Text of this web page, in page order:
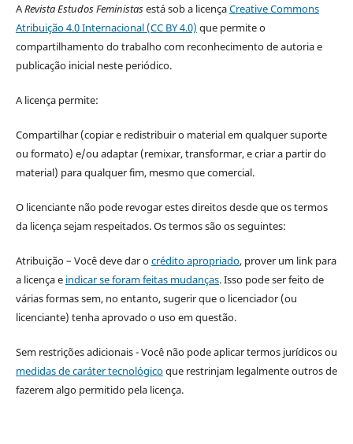
ARevista Estudos Feministasestá sob a licençaCreative Commons
Atribuição 4.0 Internacional (CC BY 4.0) que permite o
compartilhamento do trabalho com reconhecimento de autoria e
publicação inicial neste periódico.
A licença permite:
Compartilhar (copiar e redistribuir o material em qualquer suporte
ou formato) e/ou adaptar (remixar, transformar, e criar a partir do
material) para qualquer fim, mesmo que comercial.
O licenciante não pode revogar estes direitos desde que os termos
da licença sejam respeitados. Os termos são os seguintes:
Atribuição – Você deve dar ocrédito apropriado, prover um link para
a licença e indicar se foram feitas mudanças. Isso pode ser feito de
várias formas sem, no entanto, sugerir que o licenciador (ou
licenciante) tenha aprovado o uso em questão.
Sem restrições adicionais - Você não pode aplicar termos jurídicos ou
medidas de caráter tecnológicoque restrinjam legalmente outros de
fazerem algo permitido pela licença.